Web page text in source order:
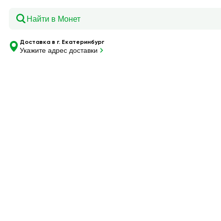
Доставка в г. Екатеринбург
Укажите адрес доставки
Главная — Каталог — Прокладки ежедневные ОФЛАЙ,